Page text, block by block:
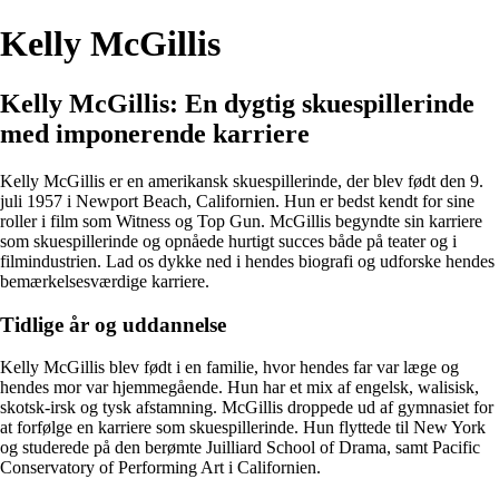
Kelly McGillis
Kelly McGillis: En dygtig skuespillerinde
med imponerende karriere
Kelly McGillis er en amerikansk skuespillerinde, der blev født den 9.
juli 1957 i Newport Beach, Californien. Hun er bedst kendt for sine
roller i film som Witness og Top Gun. McGillis begyndte sin karriere
som skuespillerinde og opnåede hurtigt succes både på teater og i
filmindustrien. Lad os dykke ned i hendes biografi og udforske hendes
bemærkelsesværdige karriere.
Tidlige år og uddannelse
Kelly McGillis blev født i en familie, hvor hendes far var læge og
hendes mor var hjemmegående. Hun har et mix af engelsk, walisisk,
skotsk-irsk og tysk afstamning. McGillis droppede ud af gymnasiet for
at forfølge en karriere som skuespillerinde. Hun flyttede til New York
og studerede på den berømte Juilliard School of Drama, samt Pacific
Conservatory of Performing Art i Californien.